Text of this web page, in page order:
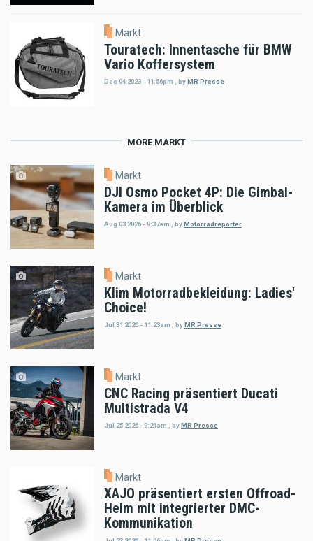
Markt
Touratech: Innentasche für BMW
Vario Koffersystem
Dec 04 2023 - 11:56pm byMR Presse
MORE MARKT
Markt
DJI Osmo Pocket 4P: Die Gimbal-
Kamera im Überblick
Aug 03 2026 - 9:37am , byMotorradreporter
Markt
Klim Motorradbekleidung: Ladies'
Choice!
Jul 31 2026 - 11:23am byMR Presse
Markt
CNC Racing präsentiert Ducati
Multistrada V4
Jul 25 2026 - 9:21am byMR Presse
Markt
XAJO präsentiert ersten Offroad-
Helm mit integrierter DMC-
Kommunikation